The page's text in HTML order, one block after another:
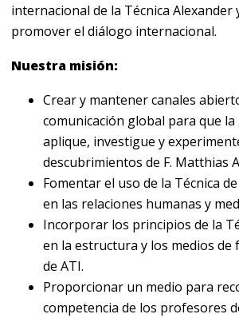
internacional de la Técnica Alexander
promover el diálogo internacional.
Nuestra misión:
Crear y mantener canales
comunicación global para que
aplique, investigue y
descubrimientos de F. Matthias
Fomentar el uso de la Técnica
en las relaciones humanas y
Incorporar los principios de la
en la estructura y los medios de
de ATI.
Proporcionar un medio para
competencia de los profesores